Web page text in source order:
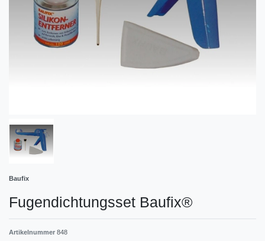
Baufix
Fugendichtungsset Baufix®
Artikelnummer 848